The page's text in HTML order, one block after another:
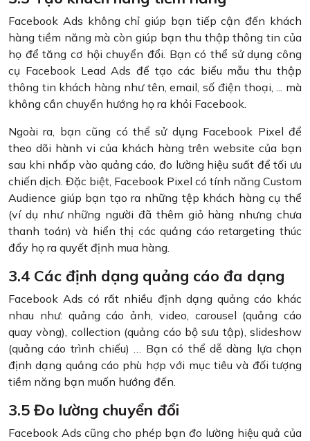
Facebook Ads không chỉ giúp bạn tiếp cận đến khách
hàng tiềm năng mà còn giúp bạn thu thập thông tin của
họ để tăng cơ hội chuyển đổi. Bạn có thể sử dụng công
cụ Facebook Lead Ads để tạo các biểu mẫu thu thập
thông tin khách hàng như tên, email, số điện thoại, ... mà
không cần chuyển hướng họ ra khỏi Facebook.
Ngoài ra, bạn cũng có thể sử dụng Facebook Pixel để
theo dõi hành vi của khách hàng trên website của bạn
sau khi nhấp vào quảng cáo, đo lường hiệu suất để tối ưu
chiến dịch. Đặc biệt, Facebook Pixel có tính năng Custom
Audience giúp bạn tạo ra những tệp khách hàng cụ thể
(ví dụ như những người đã thêm giỏ hàng nhưng chưa
thanh toán) và hiển thị các quảng cáo retargeting thúc
đẩy họ ra quyết định mua hàng.
3.4 Các định dạng quảng cáo đa dạng
Facebook Ads có rất nhiều định dạng quảng cáo khác
nhau như: quảng cáo ảnh, video, carousel (quảng cáo
quay vòng), collection (quảng cáo bộ sưu tập), slideshow
(quảng cáo trình chiếu) … Bạn có thể dễ dàng lựa chọn
định dạng quảng cáo phù hợp với mục tiêu và đối tượng
tiềm năng bạn muốn hướng đến.
3.5 Đo lường chuyển đổi
Facebook Ads cũng cho phép bạn đo lường hiệu quả của